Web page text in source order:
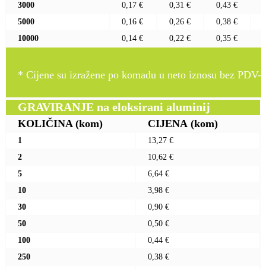
3000
0,17 € 0,31 € 0,43 €
5000
0,16 € 0,26 € 0,38 €
10000
0,14 € 0,22 € 0,35 €
* Cijene su izražene po komadu u neto iznosu bez PDV-
GRAVIRANJE na eloksirani aluminij
KOLIČINA (kom) CIJENA (kom)
1
13,27 €
2
10,62 €
5
6,64 €
10
3,98 €
30
0,90 €
50
0,50 €
100
0,44 €
250
0,38 €